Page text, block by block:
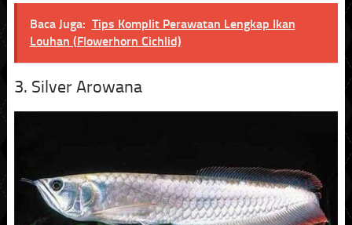
Baca Juga: Tips Komplit Perawatan Lengkap Ikan
Louhan (Flowerhorn Cichlid)
3. Silver Arowana